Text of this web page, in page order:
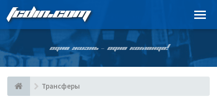
FCDIN.COM
ОДНА ЖИЗНЬ – ОДНА КОМАНДА!
Трансферы